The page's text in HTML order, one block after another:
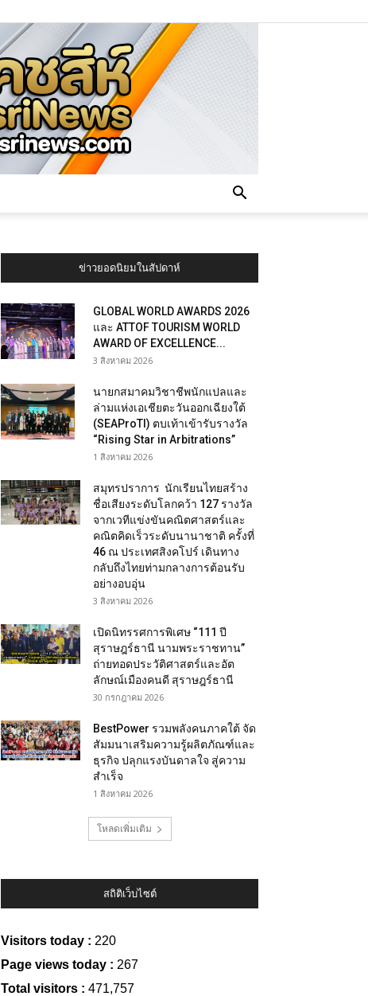
ข่าวยอดนิยมในสัปดาห์
GLOBAL WORLD AWARDS 2026
และ ATTOF TOURISM WORLD
AWARD OF EXCELLENCE...
3 สิงหาคม 2026
นายกสมาคมวิชาชีพนักแปลและ
ล่ามแห่งเอเชียตะวันออกเฉียงใต้
(SEAProTI) ตบเท้าเข้ารับรางวัล
“Rising Star in Arbitrations”
1 สิงหาคม 2026
สมุทรปราการ นักเรียนไทยสร้าง
ชื่อเสียงระดับโลกคว้า 127 รางวัล
จากเวทีแข่งขันคณิตศาสตร์และ
คณิตคิดเร็วระดับนานาชาติ ครั้งที่
46 ณ ประเทศสิงคโปร์ เดินทาง
กลับถึงไทยท่ามกลางการต้อนรับ
อย่างอบอุ่น
3 สิงหาคม 2026
เปิดนิทรรศการพิเศษ “111 ปี
สุราษฎร์ธานี นามพระราชทาน”
ถ่ายทอดประวัติศาสตร์และอัต
ลักษณ์เมืองคนดี สุราษฎร์ธานี
30 กรกฎาคม 2026
BestPower รวมพลังคนภาคใต้ จัด
สัมมนาเสริมความรู้ผลิตภัณฑ์และ
ธุรกิจ ปลุกแรงบันดาลใจ สู่ความ
สำเร็จ
1 สิงหาคม 2026
โหลดเพิ่มเติม
สถิติเว็บไซต์
Visitors today : 220
Page views today : 267
Total visitors : 471,757